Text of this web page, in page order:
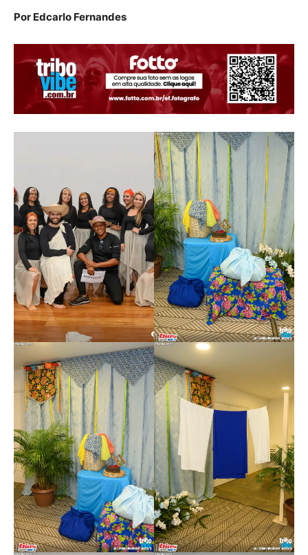
Por Edcarlo Fernandes